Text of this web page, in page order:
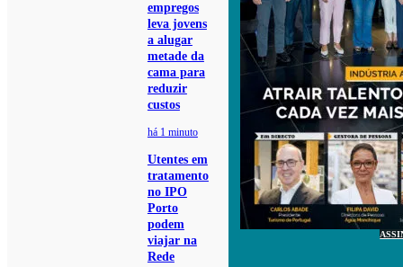
empregos
leva jovens
a alugar
metade da
cama para
reduzir
custos
há 1 minuto
Utentes em
tratamento
no IPO
Porto
podem
viajar na
Rede